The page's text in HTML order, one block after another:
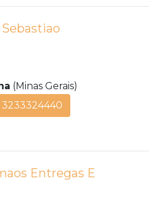
(Minas Gerais)
3233324440
Entregas E